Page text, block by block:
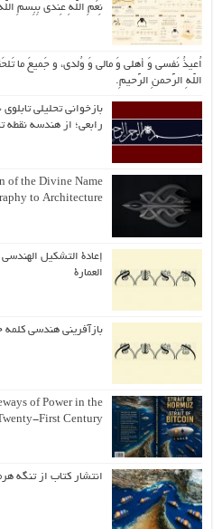
نِعَمِ اللّهِ عِندی بِبِسمِ
اُعیذُ نَفسی وَ أهلی وَ مالی وَ وُلدی، و جَمیعَ ما
اللّهِ الرَّحمنِ الرَّحیمِ.
بازخوانی تحلیلی
رابعی؛ از هندسه نقطه
of the Divine Name
to Architecture
إعادة التشكيل الهندسي
العمارة
بازآفرینی هندسی کلمه
of Power in the
First Century
انتشار کتاب از تنگه